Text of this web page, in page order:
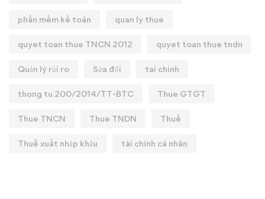
phần mềm kế toán quan ly thue
quyet toan thue TNCN 2012 quyet toan thue tndn
Quản lý rủi ro Sửa đổi tai chinh
thong tu 200/2014/TT-BTC Thue GTGT
Thue TNCN Thue TNDN Thuế
Thuế xuất nhập khẩu tài chính cá nhân